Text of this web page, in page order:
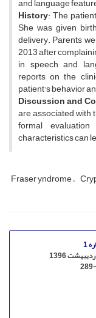
and language
History: The
She was given
delivery. Parents
2013 after
in speech and
reports on the
patient's behavior
Discussion and
are associated with
formal
characteristics can
Fraser yndrome
1396